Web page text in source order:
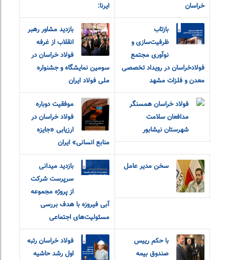
خراسان
ایرنا:
بازتاب
ظرفیت‌سازی و
نوآوری مجتمع
فولادخراسان در رویداد تخصصی
معدن و فلزات مشهد
بازدید مشاور رهبر
انقلاب از غرفه
فولاد خراسان در
سومین نمایشگاه و جشنواره
ملی فولاد ایران
فولاد خراسان همسنگر
مدافعان سلامت
شهرستان نیشابور
موفقیت دوباره
فولاد خراسان در
ارزیابی «جایزه
منابع انسانی» ایران
سخن مدیر عامل
بازدید میدانی
سرپرست شرکت
از پروژه مجموعه
آبی فیروزه با هدف بررسی
مسئولیت‌های اجتماعی
با حکم رییس
صندوق بیمه
فولاد خراسان رتبه
اول رشد حاشیه